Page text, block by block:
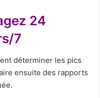
24
7
déterminer les pics
ensuite des rapports